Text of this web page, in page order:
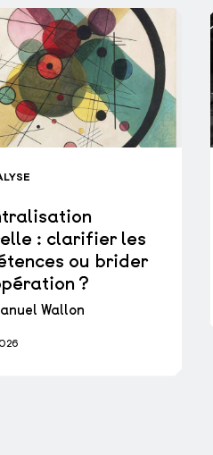
: clarifier les
ou brider
?
Wallon